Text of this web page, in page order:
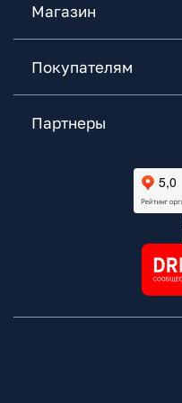
Магазин
Покупателям
Партнеры